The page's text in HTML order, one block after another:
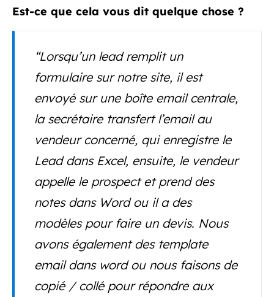
Est-ce que cela vous dit quelque chose ?
“Lorsqu’un lead remplit un
formulaire sur notre site, il est
envoyé sur une boîte email centrale,
la secrétaire transfert l’email au
vendeur concerné, qui enregistre le
Lead dans Excel, ensuite, le vendeur
appelle le prospect et prend des
notes dans Word ou il a des
modèles pour faire un devis. Nous
avons également des template
email dans word ou nous faisons de
copié / collé pour répondre aux